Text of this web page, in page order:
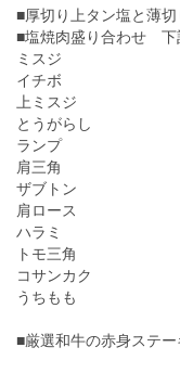
■厚切り上タン塩と薄
■塩焼肉盛り合わせ 下
ミスジ
イチボ
上ミスジ
とうがらし
ランプ
肩三角
ザブトン
肩ロース
ハラミ
トモ三角
コサンカク
うちもも
■厳選和牛の赤身ステー